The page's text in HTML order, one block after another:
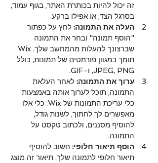
זה יכול להיות בכותרת האתר, בגוף עמוד,
בסרגל הצד, או אפילו ברקע.
העלה את התמונה: לחץ על כפתור
"הוסף תמונה" ובחר את התמונה
תומך במגוון פורמטים של תמונות, כולל
JPEG, PNG, ו-GIF.
ערוך את התמונה: לאחר העלאת
התמונה, תוכל לערוך אותה באמצעות
כלי עריכת התמונות של Wix. כלי אלו
מאפשרים לך לחתוך, לשנות גודל,
להוסיף מסננים, ולכתוב טקסט על
התמונה.
הוסף תיאור חלופי: חשוב להוסיף
תיאור חלופי לתמונה שלך. תיאור זה מוצג